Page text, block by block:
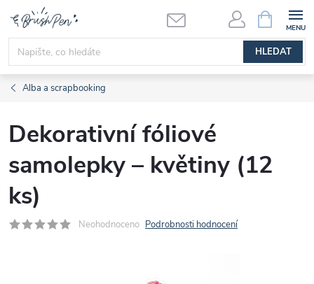
obsah
HLEDAT
NÁKUPNÍ
KOŠÍK
Alba a scrapbooking
Dekorativní fóliové
samolepky – květiny (12
ks)
Neohodnoceno Podrobnosti hodnocení